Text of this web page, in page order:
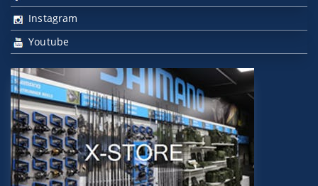
Instagram
Youtube